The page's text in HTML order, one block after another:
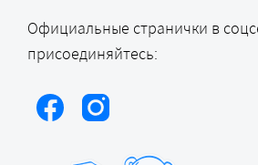
Официальные странички в
присоединяйтесь: